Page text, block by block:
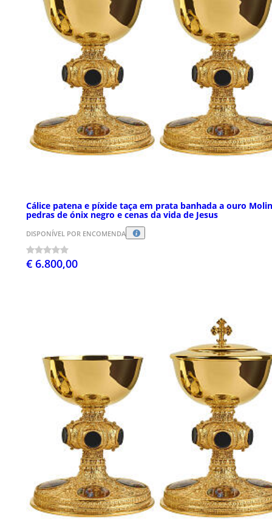
Cálice patena e píxide taça em prata banhada a ouro
pedras de ónix negro e cenas da vida de Jesus
DISPONÍVEL POR ENCOMENDA
€ 6.800,00